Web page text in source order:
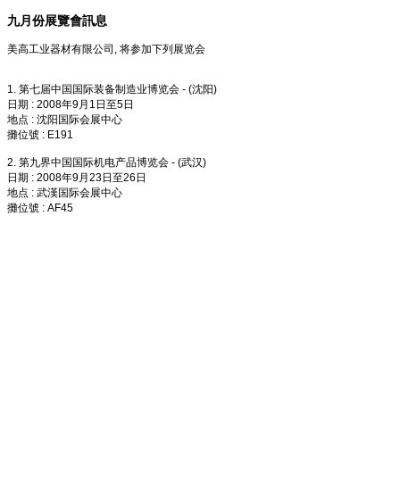
九月份展覽會訊息
美高工业器材有限公司, 将参加下列展览会
1. 第七届中国国际装备制造业博览会 - (沈阳)
日期 : 2008年9月1日至5日
地点 : 沈阳国际会展中心
攤位號 : E191
2. 第九界中国国际机电产品博览会 - (武汉)
日期 : 2008年9月23日至26日
地点 : 武漢国际会展中心
攤位號 : AF45